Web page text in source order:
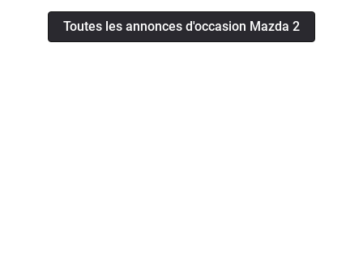
Toutes les annonces d'occasion Mazda 2